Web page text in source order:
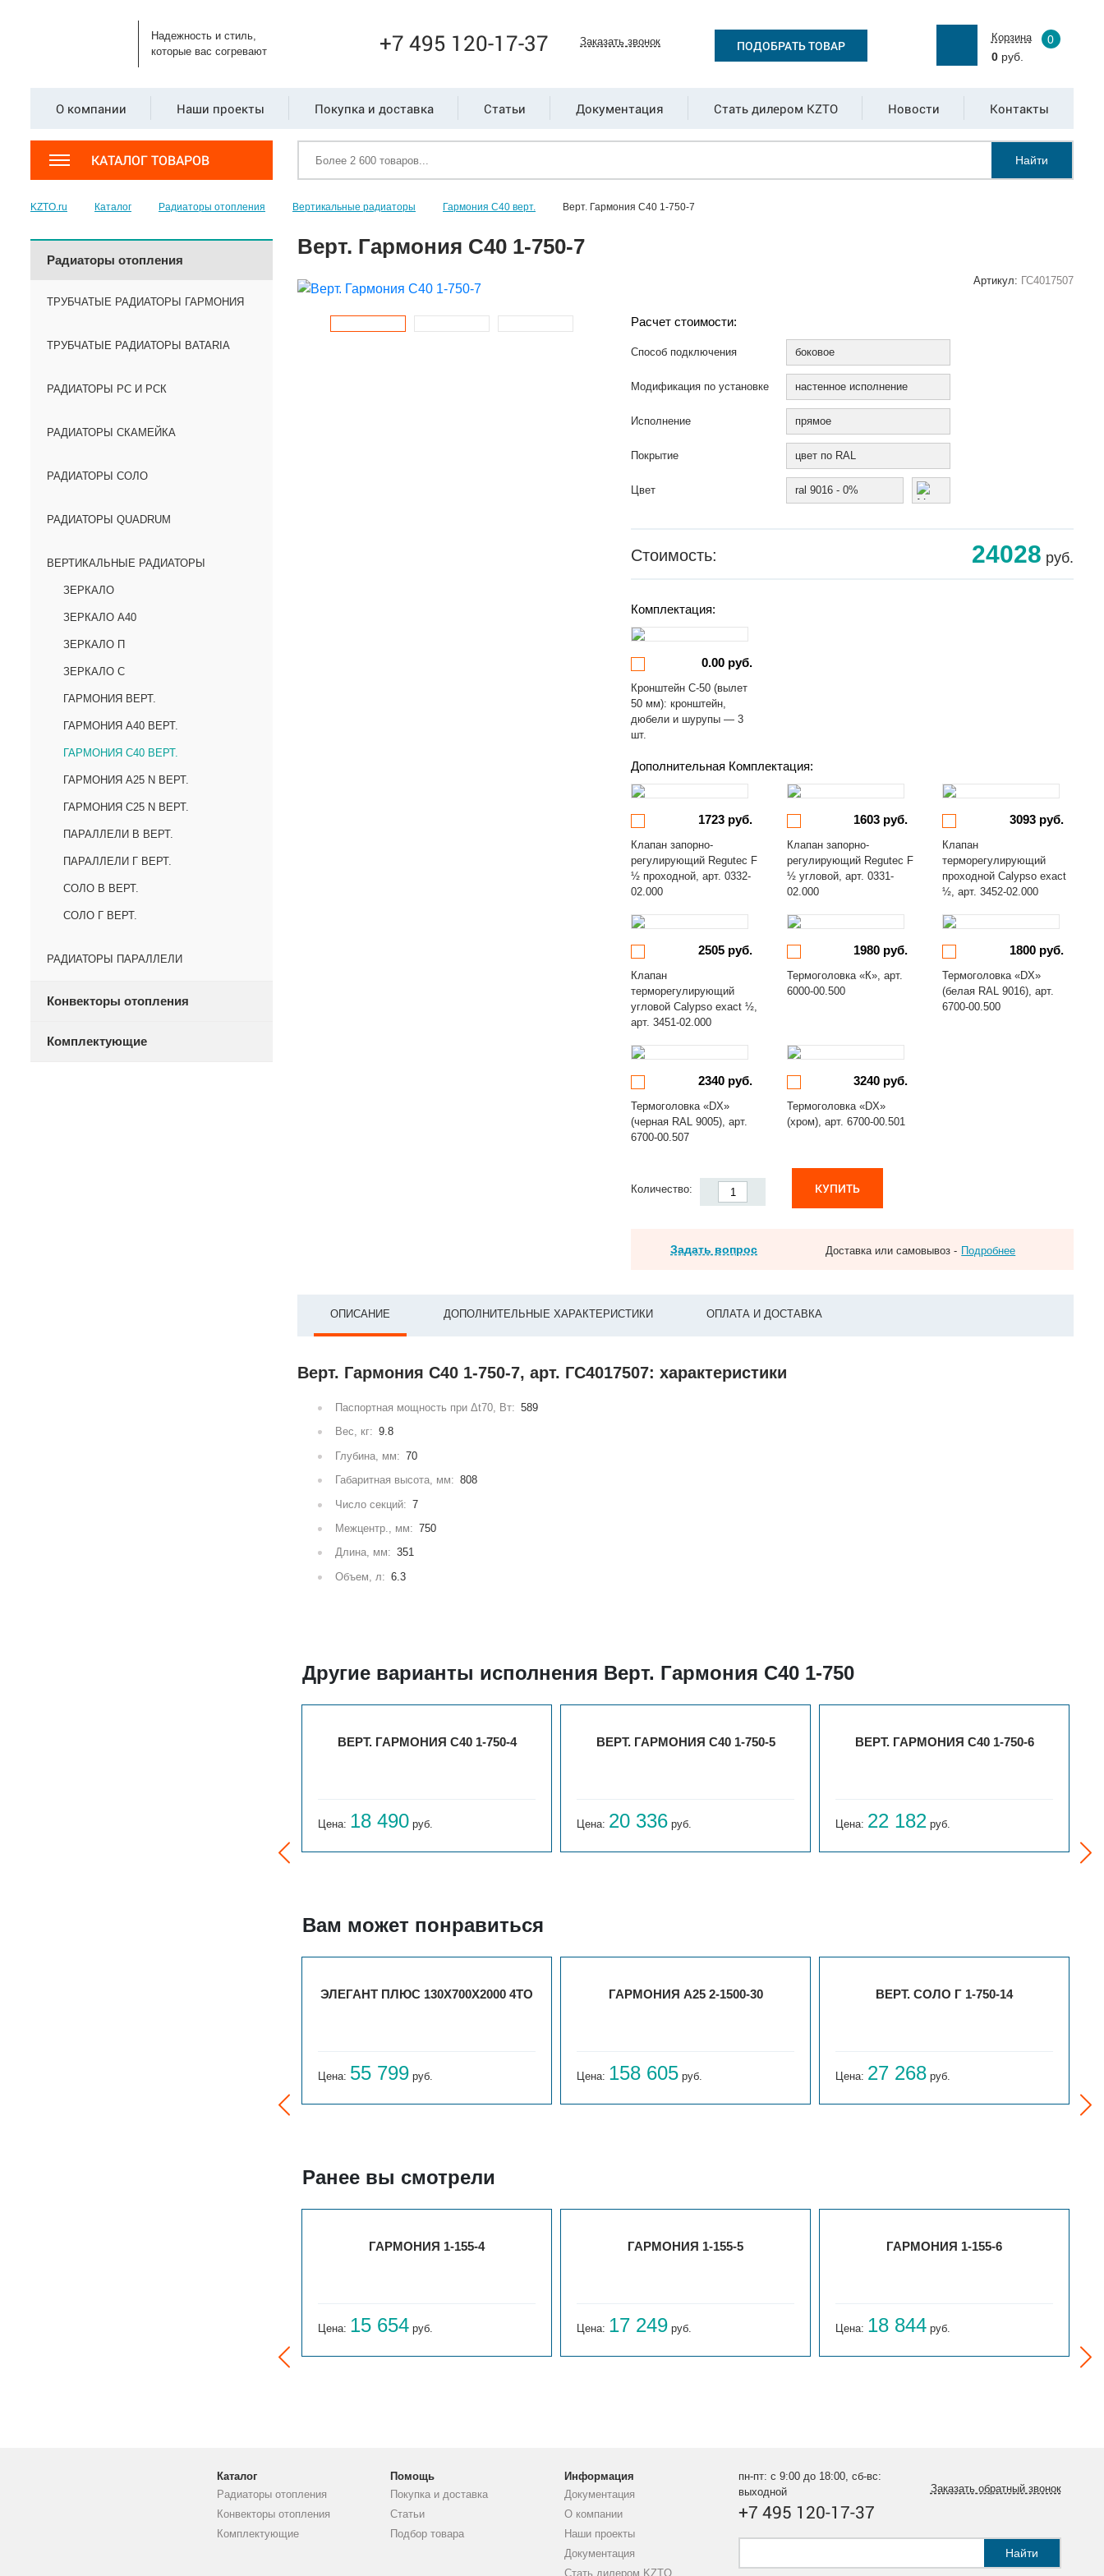
Надежность и стиль,
которые вас согревают
+7 495 120-17-37 Заказать звонок ПОДОБРАТЬ ТОВАР
Корзина
0
0руб.
О компании Наши проекты Покупка и доставка Статьи Документация Стать дилером KZTO Новости Контакты
КАТАЛОГ ТОВАРОВ Найти
KZTO.ru Каталог Радиаторы отопления Вертикальные радиаторы Гармония С40 верт. Верт. Гармония С40 1-750-7
Радиаторы отопления
ТРУБЧАТЫЕ РАДИАТОРЫ ГАРМОНИЯ
ТРУБЧАТЫЕ РАДИАТОРЫ BATARIA
РАДИАТОРЫ РС И РСК
РАДИАТОРЫ СКАМЕЙКА
РАДИАТОРЫ СОЛО
РАДИАТОРЫ QUADRUM
ВЕРТИКАЛЬНЫЕ РАДИАТОРЫ
ЗЕРКАЛО
ЗЕРКАЛО А40
ЗЕРКАЛО П
ЗЕРКАЛО С
ГАРМОНИЯ ВЕРТ.
ГАРМОНИЯ А40 ВЕРТ.
ГАРМОНИЯ С40 ВЕРТ.
ГАРМОНИЯ А25 N ВЕРТ.
ГАРМОНИЯ С25 N ВЕРТ.
ПАРАЛЛЕЛИ В ВЕРТ.
ПАРАЛЛЕЛИ Г ВЕРТ.
СОЛО В ВЕРТ.
СОЛО Г ВЕРТ.
РАДИАТОРЫ ПАРАЛЛЕЛИ
Конвекторы отопления
Комплектующие
Верт. Гармония С40 1-750-7
Артикул: ГС4017507
Расчет стоимости:
Способ подключения боковое
Модификация по установке настенное исполнение
Исполнение прямое
Покрытие цвет по RAL
Цвет ral 9016 - 0%
Стоимость: 24028 руб.
Комплектация:
0.00 руб.
Кронштейн С-50 (вылет
50 мм): кронштейн,
дюбели и шурупы — 3
шт.
Дополнительная Комплектация:
1723 руб.
Клапан запорно-
регулирующий Regutec F
½ проходной, арт. 0332-
02.000
1603 руб.
Клапан запорно-
регулирующий Regutec F
½ угловой, арт. 0331-
02.000
3093 руб.
Клапан
терморегулирующий
проходной Calypso exact
½, арт. 3452-02.000
2505 руб.
Клапан
терморегулирующий
угловой Calypso exact ½,
арт. 3451-02.000
1980 руб.
Термоголовка «К», арт.
6000-00.500
1800 руб.
Термоголовка «DX»
(белая RAL 9016), арт.
6700-00.500
2340 руб.
Термоголовка «DX»
(черная RAL 9005), арт.
6700-00.507
3240 руб.
Термоголовка «DX»
(хром), арт. 6700-00.501
Количество: КУПИТЬ
Задать вопрос Доставка или самовывоз - Подробнее
ОПИСАНИЕ ДОПОЛНИТЕЛЬНЫЕ ХАРАКТЕРИСТИКИ ОПЛАТА И ДОСТАВКА
Верт. Гармония С40 1-750-7, арт. ГС4017507: характеристики
Паспортная мощность при Δt70, Вт: 589
Вес, кг: 9.8
Глубина, мм: 70
Габаритная высота, мм: 808
Число секций: 7
Межцентр., мм: 750
Длина, мм: 351
Объем, л: 6.3
Другие варианты исполнения Верт. Гармония С40 1-750
ВЕРТ. ГАРМОНИЯ С40 1-750-4
Цена: 18 490 руб.
ВЕРТ. ГАРМОНИЯ С40 1-750-5
Цена: 20 336 руб.
ВЕРТ. ГАРМОНИЯ С40 1-750-6
Цена: 22 182 руб.
Вам может понравиться
ЭЛЕГАНТ ПЛЮС 130X700X2000 4ТО
Цена: 55 799 руб.
ГАРМОНИЯ А25 2-1500-30
Цена: 158 605 руб.
ВЕРТ. СОЛО Г 1-750-14
Цена: 27 268 руб.
Ранее вы смотрели
ГАРМОНИЯ 1-155-4
Цена: 15 654 руб.
ГАРМОНИЯ 1-155-5
Цена: 17 249 руб.
ГАРМОНИЯ 1-155-6
Цена: 18 844 руб.
Каталог
Радиаторы отопления
Конвекторы отопления
Комплектующие
Помощь
Покупка и доставка
Статьи
Подбор товара
Информация
Документация
О компании
Наши проекты
Документация
Стать дилером KZTO
пн-пт: с 9:00 до 18:00, сб-вс:
выходной
+7 495 120-17-37
Заказать обратный звонок
Найти